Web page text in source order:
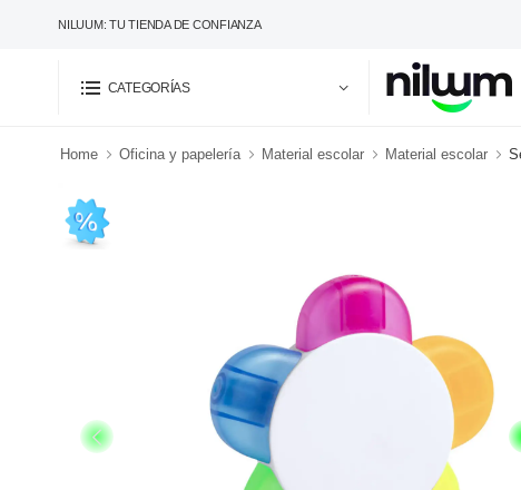
NILUUM: TU TIENDA DE CONFIANZA
CATEGORÍAS
Home Oficina y papelería Material escolar Material escolar